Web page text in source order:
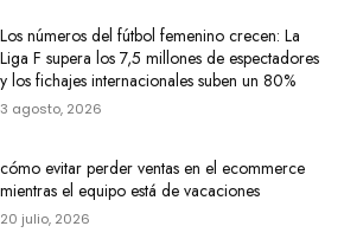
Los números del fútbol femenino crecen: La
Liga F supera los 7,5 millones de espectadores
y los fichajes internacionales suben un 80%
3 agosto, 2026
cómo evitar perder ventas en el ecommerce
mientras el equipo está de vacaciones
20 julio, 2026